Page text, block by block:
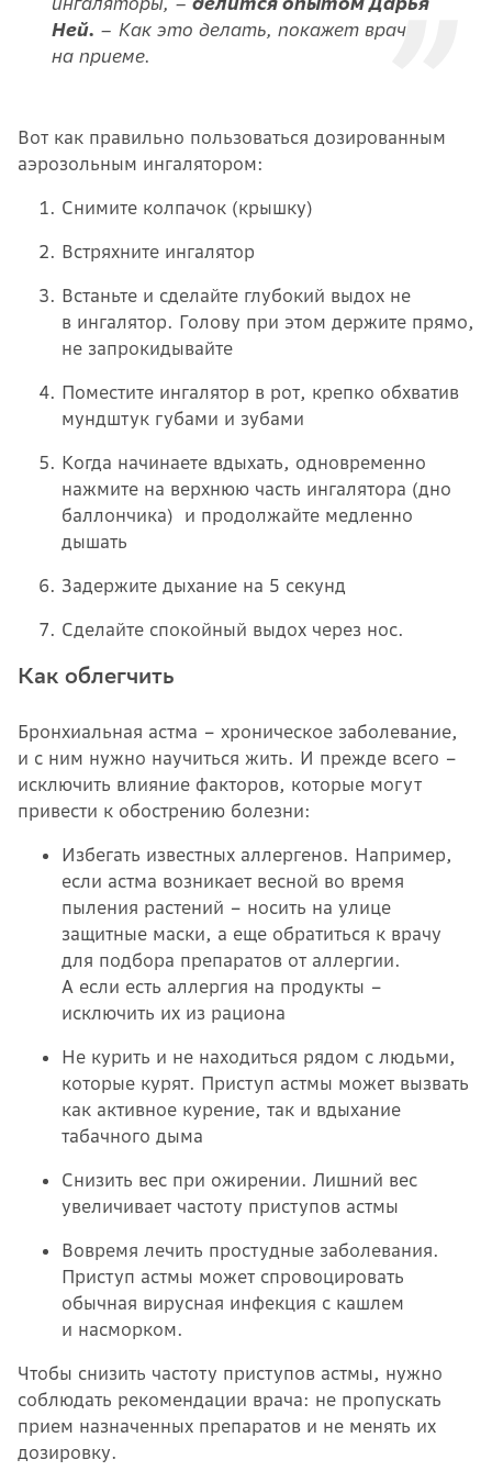
Ней. – Как это делать, покажет врач
на приеме.
Вот как правильно пользоваться дозированным
аэрозольным ингалятором:
Снимите колпачок (крышку)
Встряхните ингалятор
Встаньте и сделайте глубокий выдох не
в ингалятор. Голову при этом держите прямо,
не запрокидывайте
Поместите ингалятор в рот, крепко обхватив
мундштук губами и зубами
Когда начинаете вдыхать, одновременно
нажмите на верхнюю часть ингалятора (дно
баллончика) и продолжайте медленно
дышать
Задержите дыхание на 5 секунд
Сделайте спокойный выдох через нос.
Как облегчить
Бронхиальная астма – хроническое заболевание,
и с ним нужно научиться жить. И прежде всего –
исключить влияние факторов, которые могут
привести к обострению болезни:
Избегать известных аллергенов. Например,
если астма возникает весной во время
пыления растений – носить на улице
защитные маски, а еще обратиться к врачу
для подбора препаратов от аллергии.
А если есть аллергия на продукты –
исключить их из рациона
Не курить и не находиться рядом с людьми,
которые курят. Приступ астмы может вызвать
как активное курение, так и вдыхание
табачного дыма
Снизить вес при ожирении. Лишний вес
увеличивает частоту приступов астмы
Вовремя лечить простудные заболевания.
Приступ астмы может спровоцировать
обычная вирусная инфекция с кашлем
и насморком.
Чтобы снизить частоту приступов астмы, нужно
соблюдать рекомендации врача: не пропускать
прием назначенных препаратов и не менять их
дозировку.